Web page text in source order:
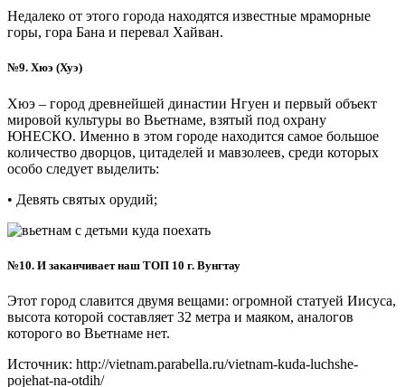
Недалеко от этого города находятся известные мраморные
горы, гора Бана и перевал Хайван.
№9. Хюэ (Хуэ)
Хюэ – город древнейшей династии Нгуен и первый объект
мировой культуры во Вьетнаме, взятый под охрану
ЮНЕСКО. Именно в этом городе находится самое большое
количество дворцов, цитаделей и мавзолеев, среди которых
особо следует выделить:
• Девять святых орудий;
№10. И заканчивает наш ТОП 10 г. Вунгтау
Этот город славится двумя вещами: огромной статуей Иисуса,
высота которой составляет 32 метра и маяком, аналогов
которого во Вьетнаме нет.
Источник: http://vietnam.parabella.ru/vietnam-kuda-luchshe-
pojehat-na-otdih/